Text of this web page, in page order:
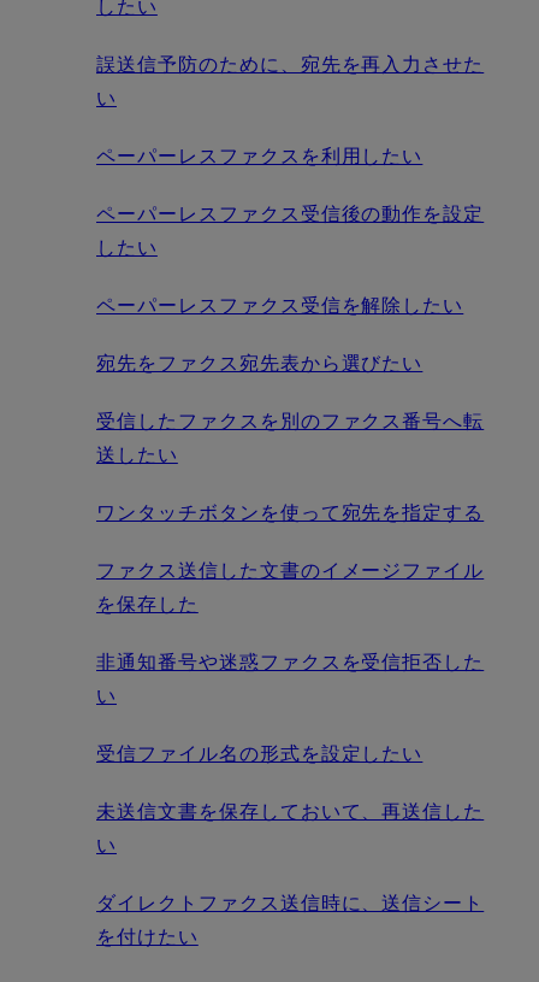
したい
誤送信予防のために、宛先を再入力させた
い
ペーパーレスファクスを利用したい
ペーパーレスファクス受信後の動作を設定
したい
ペーパーレスファクス受信を解除したい
宛先をファクス宛先表から選びたい
受信したファクスを別のファクス番号へ転
送したい
ワンタッチボタンを使って宛先を指定する
ファクス送信した文書のイメージファイル
を保存した
非通知番号や迷惑ファクスを受信拒否した
い
受信ファイル名の形式を設定したい
未送信文書を保存しておいて、再送信した
い
ダイレクトファクス送信時に、送信シート
を付けたい